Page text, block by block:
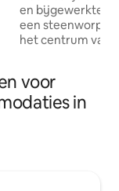
en bijgewerkte
een steenworp
het centrum van
van deze woning
en twee
gasten kunnen verblijven.
voor
in